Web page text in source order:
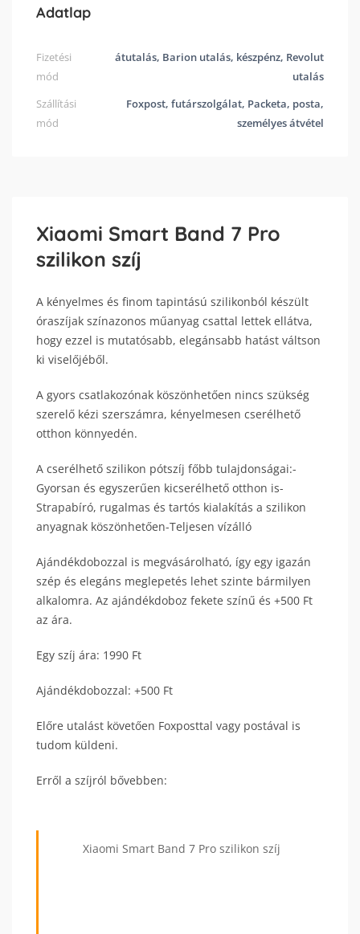
Adatlap
Fizetési
mód
átutalás, Barion utalás, készpénz, Revolut
utalás
Szállítási
mód
Foxpost, futárszolgálat, Packeta, posta,
személyes átvétel
Xiaomi Smart Band 7 Pro
szilikon szíj
A kényelmes és finom tapintású szilikonból készült
óraszíjak színazonos műanyag csattal lettek ellátva,
hogy ezzel is mutatósabb, elegánsabb hatást váltson
ki viselőjéből.
A gyors csatlakozónak köszönhetően nincs szükség
szerelő kézi szerszámra, kényelmesen cserélhető
otthon könnyedén.
A cserélhető szilikon pótszíj főbb tulajdonságai:-
Gyorsan és egyszerűen kicserélhető otthon is-
Strapabíró, rugalmas és tartós kialakítás a szilikon
anyagnak köszönhetően-Teljesen vízálló
Ajándékdobozzal is megvásárolható, így egy igazán
szép és elegáns meglepetés lehet szinte bármilyen
alkalomra. Az ajándékdoboz fekete színű és +500 Ft
az ára.
Egy szíj ára: 1990 Ft
Ajándékdobozzal: +500 Ft
Előre utalást követően Foxposttal vagy postával is
tudom küldeni.
Erről a szíjról bővebben:
Xiaomi Smart Band 7 Pro szilikon szíj